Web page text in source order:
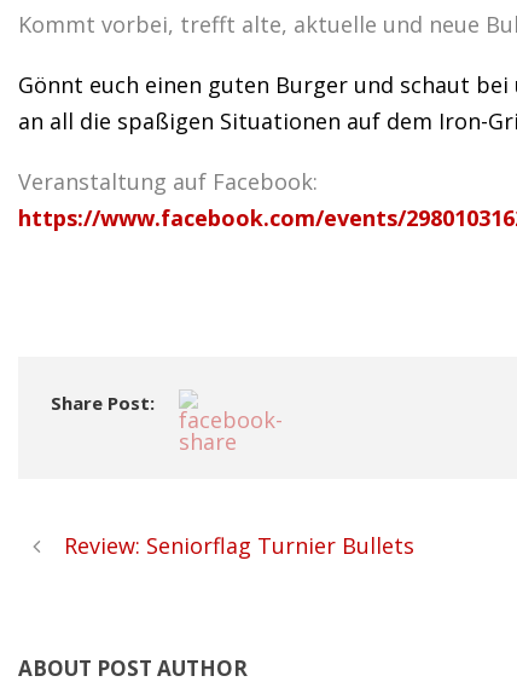
Kommt vorbei, trefft alte, aktuelle und neue
Gönnt euch einen guten Burger und schaut
an all die spaßigen Situationen auf dem Iron-
Veranstaltung auf Facebook:
https://www.facebook.com/events/
Share Post:
Review: Seniorflag Turnier Bullets
ABOUT POST AUTHOR